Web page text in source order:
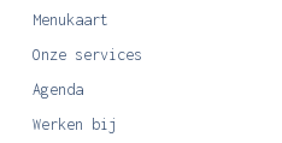
Menukaart
Onze services
Agenda
Werken bij